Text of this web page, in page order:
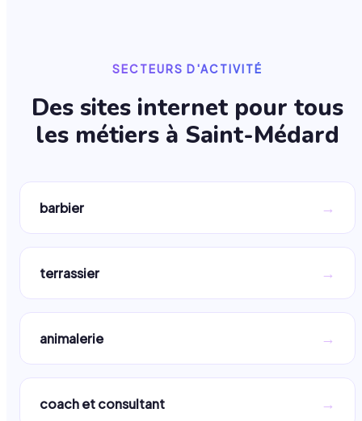
SECTEURS D'ACTIVITÉ
Des sites internet pour tous
les métiers à Saint-Médard
barbier →
terrassier →
animalerie →
coach et consultant →